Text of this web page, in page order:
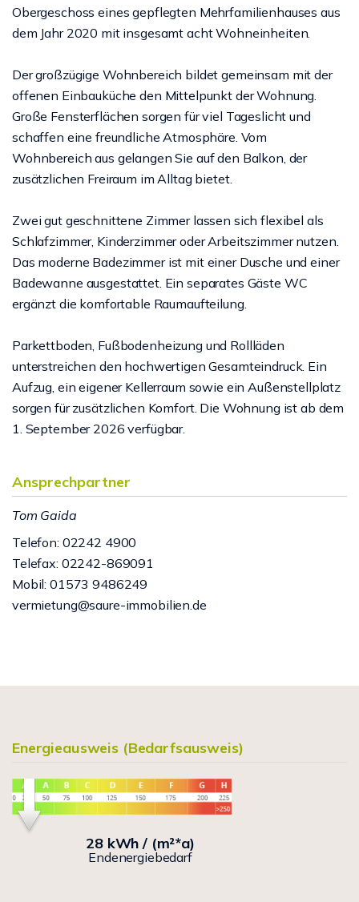
Obergeschoss eines gepflegten Mehrfamilienhauses aus
dem Jahr 2020 mit insgesamt acht Wohneinheiten.
Der großzügige Wohnbereich bildet gemeinsam mit der
offenen Einbauküche den Mittelpunkt der Wohnung.
Große Fensterflächen sorgen für viel Tageslicht und
schaffen eine freundliche Atmosphäre. Vom
Wohnbereich aus gelangen Sie auf den Balkon, der
zusätzlichen Freiraum im Alltag bietet.
Zwei gut geschnittene Zimmer lassen sich flexibel als
Schlafzimmer, Kinderzimmer oder Arbeitszimmer nutzen.
Das moderne Badezimmer ist mit einer Dusche und einer
Badewanne ausgestattet. Ein separates Gäste WC
ergänzt die komfortable Raumaufteilung.
Parkettboden, Fußbodenheizung und Rollläden
unterstreichen den hochwertigen Gesamteindruck. Ein
Aufzug, ein eigener Kellerraum sowie ein Außenstellplatz
sorgen für zusätzlichen Komfort. Die Wohnung ist ab dem
1. September 2026 verfügbar.
Ansprechpartner
Tom Gaida
Telefon: 02242 4900
Telefax: 02242-869091
Mobil: 01573 9486249
vermietung@saure-immobilien.de
Energieausweis (Bedarfsausweis)
28 kWh / (m²*a)
Endenergiebedarf